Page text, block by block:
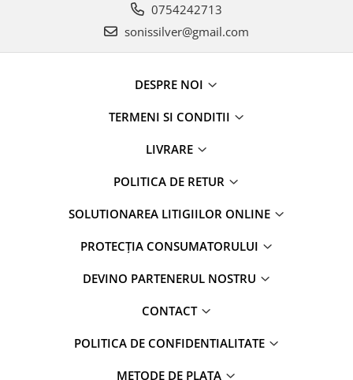
0754242713
sonissilver@gmail.com
DESPRE NOI
TERMENI SI CONDITII
LIVRARE
POLITICA DE RETUR
SOLUTIONAREA LITIGIILOR ONLINE
PROTECȚIA CONSUMATORULUI
DEVINO PARTENERUL NOSTRU
CONTACT
POLITICA DE CONFIDENTIALITATE
METODE DE PLATA